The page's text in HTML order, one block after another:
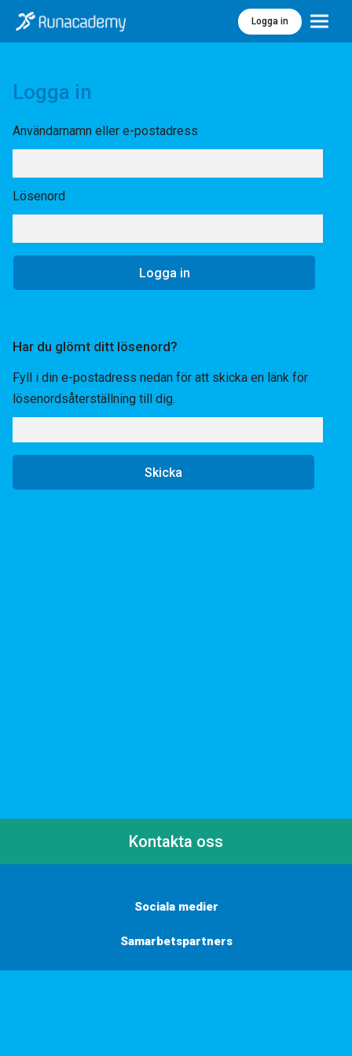
Logga in Meny
Logga in
Användarnamn eller e-postadress
Lösenord
Har du glömt ditt lösenord?
Fyll i din e-postadress nedan för att skicka en länk för
lösenordsåterställning till dig.
Kontakta oss
Sociala medier
Samarbetspartners